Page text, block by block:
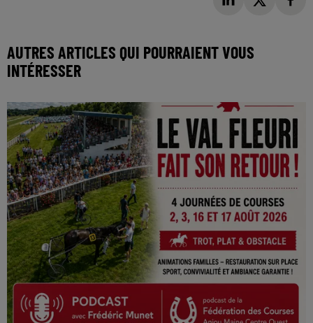
AUTRES ARTICLES QUI POURRAIENT VOUS
INTÉRESSER